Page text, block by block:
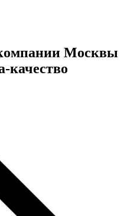
Москвы
качество